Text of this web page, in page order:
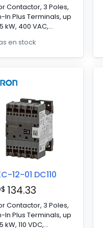
Contactor, 3 Poles,
In Plus Terminals, up
kW, 400 VAC,
67.5 x 45 x 46 mm
en stock
12-01 DC110
$ 134.33
Contactor, 3 Poles,
In Plus Terminals, up
kW, 110 VDC,